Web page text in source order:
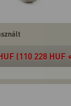
(110 228 HUF